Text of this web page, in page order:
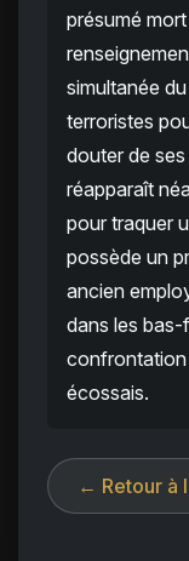
présumé
simultanée
terroristes
douter de
réapparaît
pour traquer
possède un
ancien
dans les
confrontation
écossais.
← Retour à